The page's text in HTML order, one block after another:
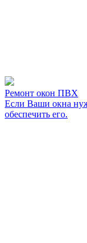
Ремонт окон ПВХ
Если Ваши окна
обеспечить его.